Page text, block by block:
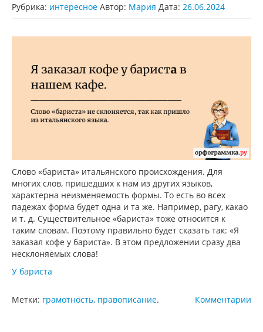
Рубрика: интересное Автор: Мария Дата: 26.06.2024
Слово «бариста» итальянского происхождения. Для
многих слов, пришедших к нам из других языков,
характерна неизменяемость формы. То есть во всех
падежах форма будет одна и та же. Например, рагу, какао
и т. д. Существительное «бариста» тоже относится к
таким словам. Поэтому правильно будет сказать так: «Я
заказал кофе у бариста». В этом предложении сразу два
несклоняемых слова!
У бариста
Комментарии
Метки: грамотность, правописание.